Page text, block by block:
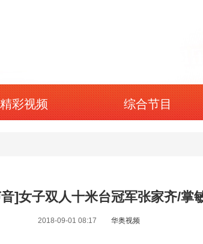
精彩视频 综合节目
]女子双人十米台冠军张家齐/掌
2018-09-01 08:17 华奥视频